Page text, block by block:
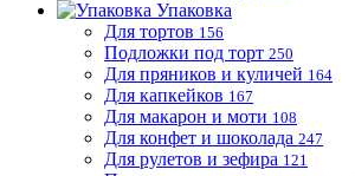
Упаковка
Для тортов 156
Подложки под торт 250
Для пряников и куличей 164
Для капкейков 167
Для макарон и моти 108
Для конфет и шоколада 247
Для рулетов и зефира 121